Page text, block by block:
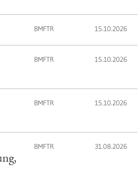
BMFTR 15.10.2026
BMFTR 15.10.2026
BMFTR 15.10.2026
BMFTR 31.08.2026